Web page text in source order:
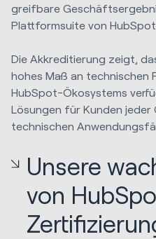
greifbare
Plattformsuite von HubSpot
Die Akkreditierung zeigt,
hohes Maß an technischen
HubSpot-Ökosystems
Lösungen für Kunden jeder
technischen
Unsere
von